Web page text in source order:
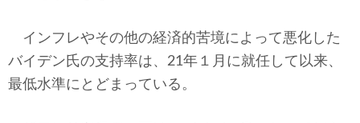
インフレやその他の経済的苦境によって悪化した
バイデン氏の支持率は、21年１月に就任して以来、
最低水準にとどまっている。